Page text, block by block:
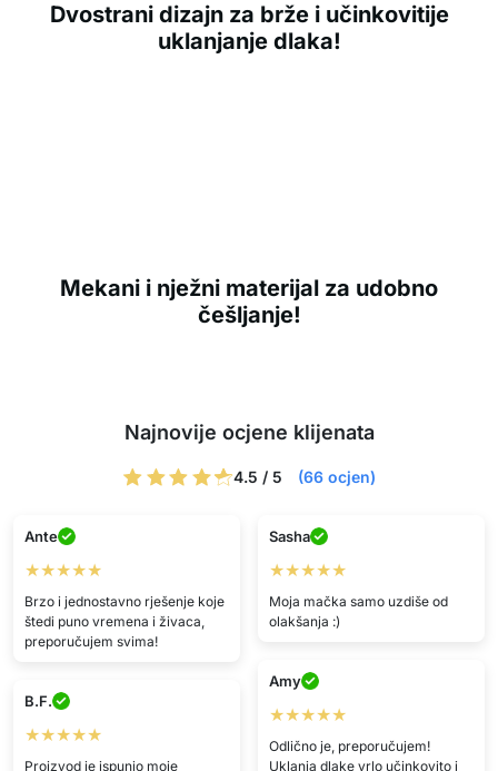
Dvostrani dizajn za brže i učinkovitije
uklanjanje dlaka!
Najnovije ocjene klijenata
4.5 / 5 (66 ocjen)
štedi puno vremena i živaca,
preporučujem svima!
★★★★★
olakšanja :)
Amy
★★★★★
Odlično je, preporučujem!
Uklanja dlake vrlo učinkovito i
Proizvod je ispunio moje
potrebe. Podrška je pomogla.
H.M.
★★★★
Praktičan i pouzdan proizvod.
S.V.
Zadovoljan/na kupnjom